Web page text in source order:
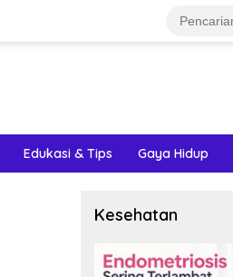
Edukasi & Tips Gaya Hidup
Kesehatan